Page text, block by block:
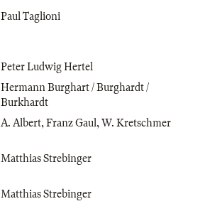
Paul Taglioni
Peter Ludwig Hertel
Hermann Burghart / Burghardt /
Burkhardt
A. Albert,Franz Gaul,W. Kretschmer
Matthias Strebinger
Matthias Strebinger